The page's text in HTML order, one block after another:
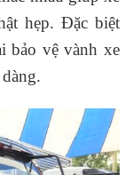
hẹp. Đặc biệt
bảo vệ vành xe